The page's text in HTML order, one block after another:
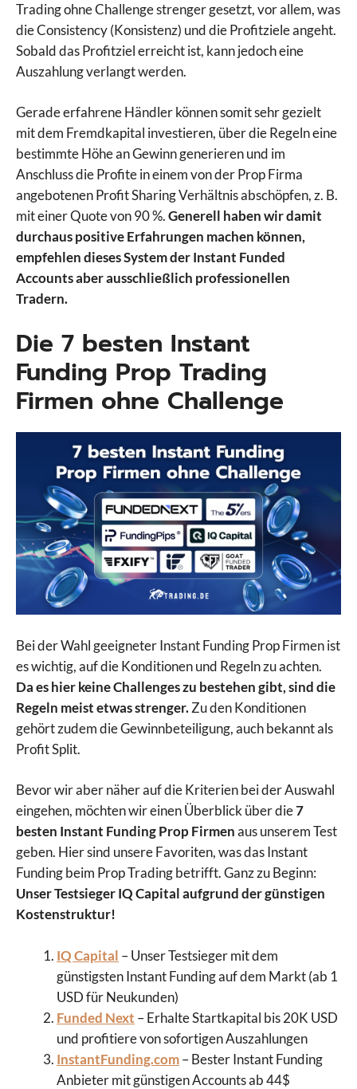
Trading ohne Challenge strenger gesetzt, vor allem, was
die Consistency (Konsistenz) und die Profitziele angeht.
Sobald das Profitziel erreicht ist, kann jedoch eine
Auszahlung verlangt werden.
Gerade erfahrene Händler können somit sehr gezielt
mit dem Fremdkapital investieren, über die Regeln eine
bestimmte Höhe an Gewinn generieren und im
Anschluss die Profite in einem von der Prop Firma
angebotenen Profit Sharing Verhältnis abschöpfen, z. B.
mit einer Quote von 90 %.Generell haben wir damit
durchaus positive Erfahrungen machen können,
empfehlen dieses System der Instant Funded
Accounts aber ausschließlich professionellen
Tradern.
Die 7 besten Instant
Funding Prop Trading
Firmen ohne Challenge
Bei der Wahl geeigneter Instant Funding Prop Firmen ist
es wichtig, auf die Konditionen und Regeln zu achten.
Da es hier keine Challenges zu bestehen gibt, sind die
Regeln meist etwas strenger.Zu den Konditionen
gehört zudem die Gewinnbeteiligung, auch bekannt als
Profit Split.
Bevor wir aber näher auf die Kriterien bei der Auswahl
eingehen, möchten wir einen Überblick über die7
besten Instant Funding Prop Firmenaus unserem Test
geben. Hier sind unsere Favoriten, was das Instant
Funding beim Prop Trading betrifft. Ganz zu Beginn:
Unser Testsieger IQ Capital aufgrund der günstigen
Kostenstruktur!
IQ Capital – Unser Testsieger mit dem
günstigsten Instant Funding auf dem Markt (ab 1
USD für Neukunden)
Funded Next – Erhalte Startkapital bis 20K USD
und profitiere von sofortigen Auszahlungen
InstantFunding.com– Bester Instant Funding
Anbieter mit günstigen Accounts ab 44$